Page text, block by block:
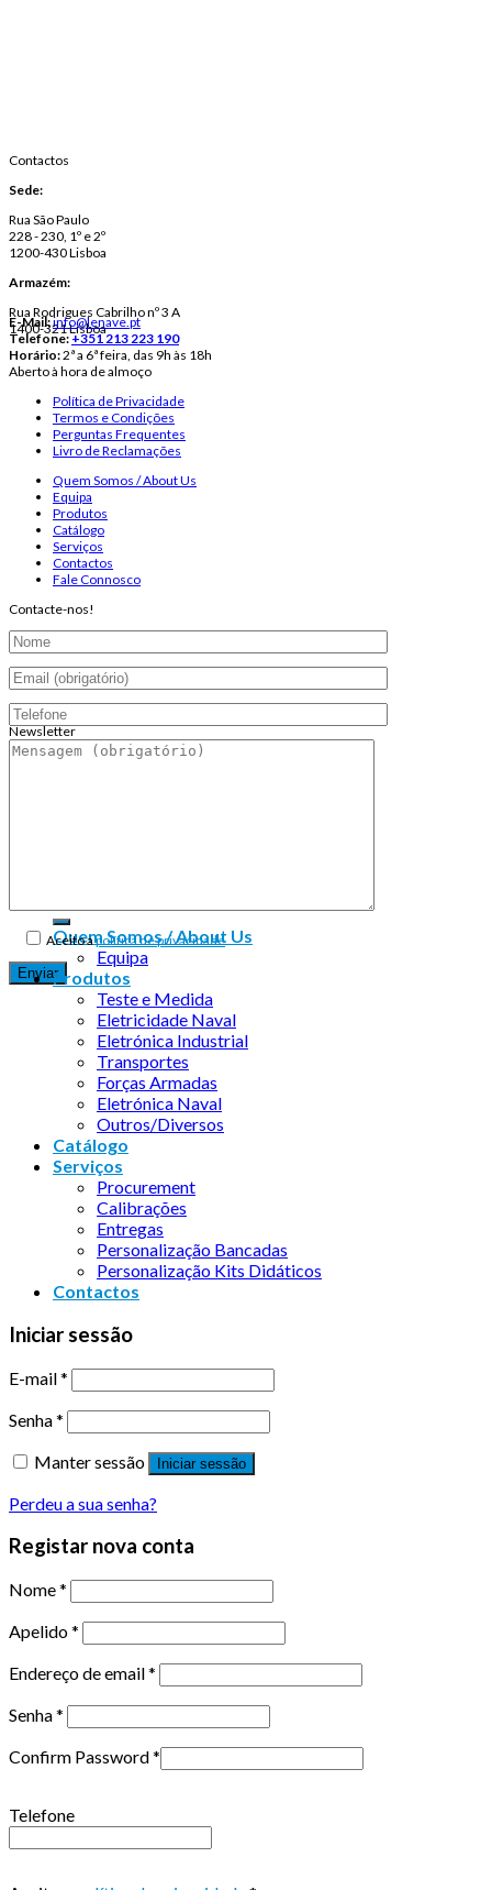
Contactos
Sede:
Rua São Paulo
228 - 230, 1º e 2º
1200-430 Lisboa
Armazém:
Rua Rodrigues Cabrilho nº 3 A
1400-321 Lisboa
E-Mail:info@lenave.pt
Telefone:+351 213 223 190
Horário:2ª a 6ª feira, das 9h às 18h
Aberto à hora de almoço
Política de Privacidade
Termos e Condições
Perguntas Frequentes
Livro de Reclamações
Quem Somos / About Us
Equipa
Produtos
Catálogo
Serviços
Contactos
Fale Connosco
Contacte-nos!
Aceito apolítica de privacidade
Newsletter
Endereço de email:
Quem Somos / About Us
Equipa
Produtos
Teste e Medida
Eletricidade Naval
Eletrónica Industrial
Transportes
Forças Armadas
Eletrónica Naval
Outros/Diversos
Catálogo
Serviços
Procurement
Calibrações
Entregas
Personalização Bancadas
Personalização Kits Didáticos
Contactos
Iniciar sessão
E-mail*
Senha*
Manter sessão
Iniciar sessão
Perdeu a sua senha?
Registar nova conta
Nome*
Apelido*
Endereço de email*
Senha*
Confirm Password*
Telefone